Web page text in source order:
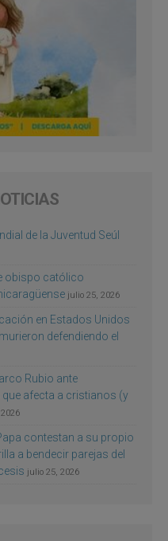
de la Juventud Seúl
obispo católico
julio 25, 2026
en Estados Unidos
defendiendo el
Rubio ante
afecta a cristianos (y
contestan a su propio
a bendecir parejas del
julio 25, 2026